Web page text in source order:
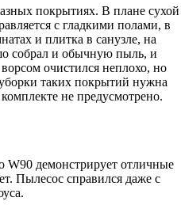
покрытиях. В плане сухой
с гладкими полами, в
и плитка в санузле, на
собрал и обычную пыль, и
очистился неплохо, но
таких покрытий нужна
не предусмотрено.
W90 демонстрирует отличные
Пылесос справился даже с